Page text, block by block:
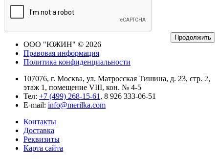
Продолжить
ООО "ЮЖИН" © 2026
Правовая информация
Политика конфиденциальности
107076, г. Москва, ул. Матросская Тишина, д. 23, стр. 2,
этаж 1, помещение VIII, кон. № 4-5
Тел: +7 (499) 268-15-61 , 8 926 333-06-51
E-mail: info@merilka.com
Контакты
Доставка
Реквизиты
Карта сайта